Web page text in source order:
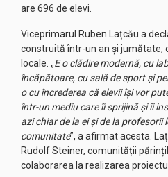
are 696 de elevi.
Viceprimarul Ruben Lațcău a
construită într-un an și jumătate,
locale. „E o clădire modernă, cu
încăpătoare, cu sală de sport și
o cu încrederea că elevii își vor
într-un mediu care îi sprijină și îi
azi chiar de la ei și de la profesorii
comunitate”, a afirmat acesta.
Rudolf Steiner, comunității
colaborarea la realizarea